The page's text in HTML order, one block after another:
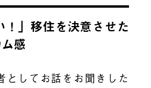
！」移住を決意させた
感
としてお話をお聞きした